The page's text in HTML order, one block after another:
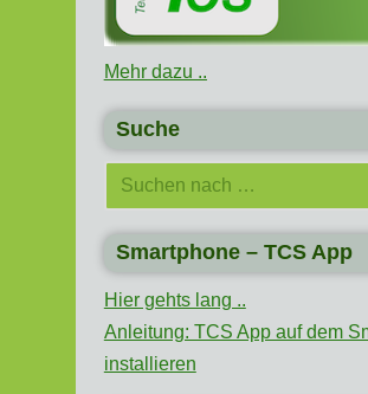
Mehr dazu ..
Suche
Smartphone – TCS App
Hier gehts lang ..
Anleitung: TCS App auf dem
installieren